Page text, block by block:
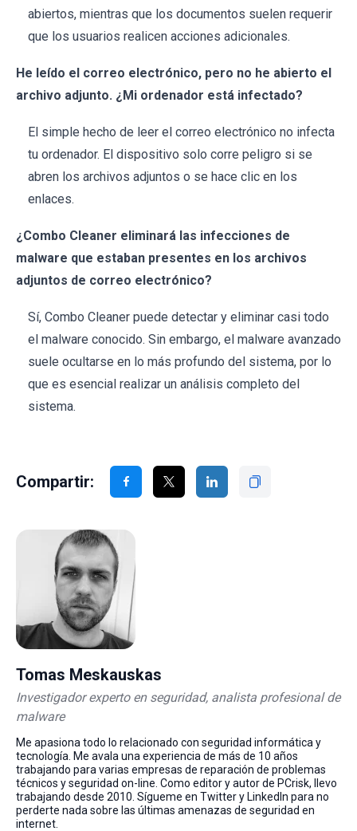
abiertos, mientras que los documentos suelen requerir
que los usuarios realicen acciones adicionales.
He leído el correo electrónico, pero no he abierto el
archivo adjunto. ¿Mi ordenador está infectado?
El simple hecho de leer el correo electrónico no infecta
tu ordenador. El dispositivo solo corre peligro si se
abren los archivos adjuntos o se hace clic en los
enlaces.
¿Combo Cleaner eliminará las infecciones de
malware que estaban presentes en los archivos
adjuntos de correo electrónico?
Sí, Combo Cleaner puede detectar y eliminar casi todo
el malware conocido. Sin embargo, el malware avanzado
suele ocultarse en lo más profundo del sistema, por lo
que es esencial realizar un análisis completo del
sistema.
Compartir:
Tomas Meskauskas
Investigador experto en seguridad, analista profesional de
malware
Me apasiona todo lo relacionado con seguridad informática y
tecnología. Me avala una experiencia de más de 10 años
trabajando para varias empresas de reparación de problemas
técnicos y seguridad on-line. Como editor y autor de PCrisk, llevo
trabajando desde 2010. Sígueme en Twitter y LinkedIn para no
perderte nada sobre las últimas amenazas de seguridad en
internet.